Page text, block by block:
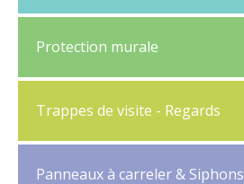
Protection murale
Trappes de visite - Regards
Panneaux à carreler & Siphons